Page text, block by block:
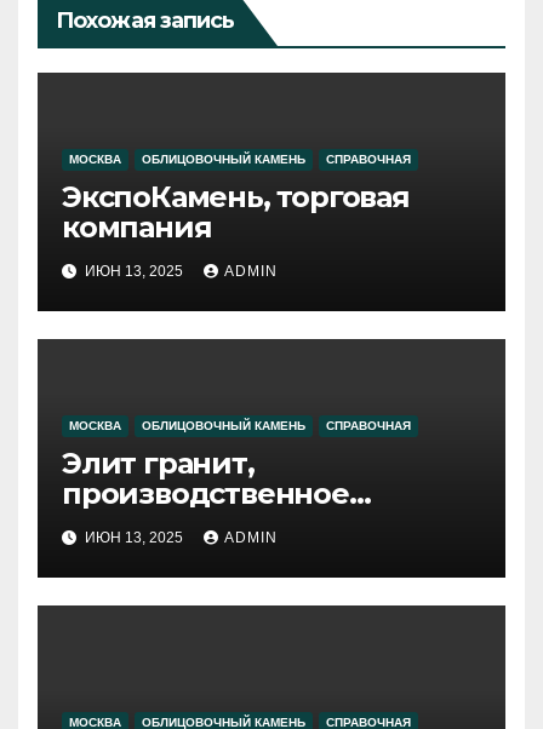
Похожая запись
МОСКВА ОБЛИЦОВОЧНЫЙ КАМЕНЬ СПРАВОЧНАЯ
ЭкспоКамень, торговая
компания
ИЮН 13, 2025 ADMIN
МОСКВА ОБЛИЦОВОЧНЫЙ КАМЕНЬ СПРАВОЧНАЯ
Элит гранит,
производственное
объединение
ИЮН 13, 2025 ADMIN
МОСКВА ОБЛИЦОВОЧНЫЙ КАМЕНЬ СПРАВОЧНАЯ